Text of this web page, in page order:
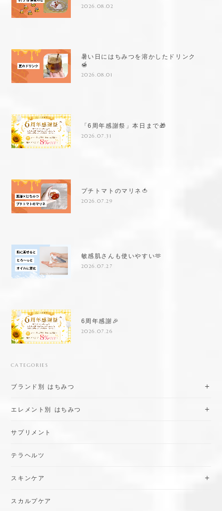
2026.08.02
暑い日にはちみつを溶かしたドリンク
🍯
2026.08.01
「6周年感謝祭」本日まで🎁
2026.07.31
プチトマトのマリネ🍅
2026.07.29
敏感肌さんも使いやすい🫶
2026.07.27
6周年感謝🎉
2026.07.26
CATEGORIES
ブランド別 はちみつ
エレメント別 はちみつ
サプリメント
テラヘルツ
スキンケア
スカルプケア